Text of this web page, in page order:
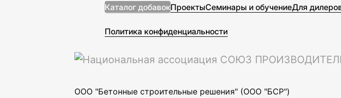
Каталог добавокПроектыСеминары и обучениеДля
Политика конфиденциальности
ООО "Бетонные строительные решения" (ООО "БСР")